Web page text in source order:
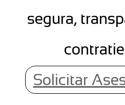
segura,
Solicitar